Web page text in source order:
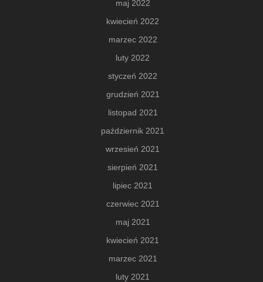
maj 2022
kwiecień 2022
marzec 2022
luty 2022
styczeń 2022
grudzień 2021
listopad 2021
październik 2021
wrzesień 2021
sierpień 2021
lipiec 2021
czerwiec 2021
maj 2021
kwiecień 2021
marzec 2021
luty 2021